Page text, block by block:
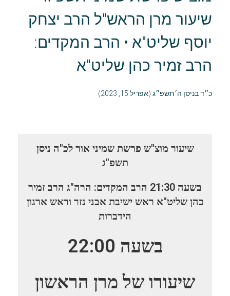
שיעור מרן הראש"ל הרב יצחק
יוסף שליט"א • הרב המקדים:
הרב זמיר כהן שליט"א
כ״ד בניסן ה׳תשפ״ג (אפריל 15, 2023)
שיעור מוצ"ש פרשת שמיני אור לכ"ה ניסן
תשפ"ג
בשעה 21:30 הרב המקדים: הרה"ג הרב זמיר
כהן שליט"א ראש ישיבת אבני נזר וראש ארגון
הידברות
בשעה 22:00
שיעורו של מרן הראשון